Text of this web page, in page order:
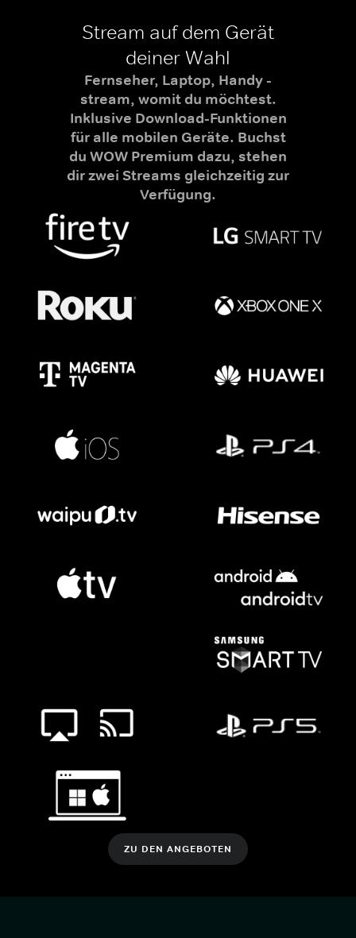
Stream auf dem Gerät
deiner Wahl
Fernseher, Laptop, Handy -
stream, womit du möchtest.
Inklusive Download-Funktionen
für alle mobilen Geräte. Buchst
du WOW Premium dazu, stehen
dir zwei Streams gleichzeitig zur
Verfügung.
ZU DEN ANGEBOTEN